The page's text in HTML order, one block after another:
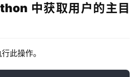
中获取用户的主目
此操作。